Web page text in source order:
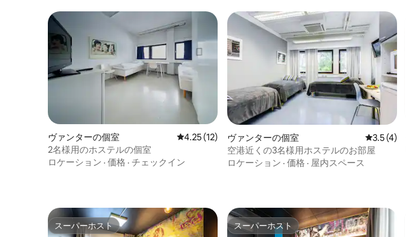
ヴァンターの個室 レビュー12件、5つ星中4.25つ星の平均評価
4.25 (12)
2名様用のホステルの個室
ロケーション · 価格 · チェックイン
ヴァンターの個室 レビュー
3.5 (4)
空港近くの3名様用ホステルのお部屋
ロケーション · 価格 · 屋内スペース
スーパーホスト
スーパーホスト スーパーホスト
スーパーホスト